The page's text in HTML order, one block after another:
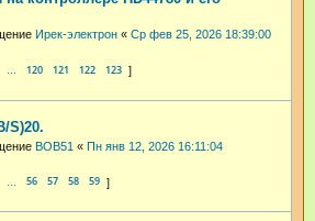
Ирек-электрон « Ср фев 25, 2026 18:39:00
… 120 121 122 123
S)20.
BOB51 « Пн янв 12, 2026 16:11:04
56 57 58 59